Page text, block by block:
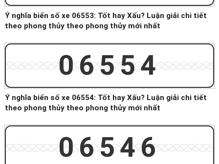
Ý nghĩa biển số xe 06553: Tốt hay Xấu? Luận giải chi tiết
theo phong thủy theo phong thủy mới nhất
06554
Ý nghĩa biển số xe 06554: Tốt hay Xấu? Luận giải chi tiết
theo phong thủy theo phong thủy mới nhất
06546